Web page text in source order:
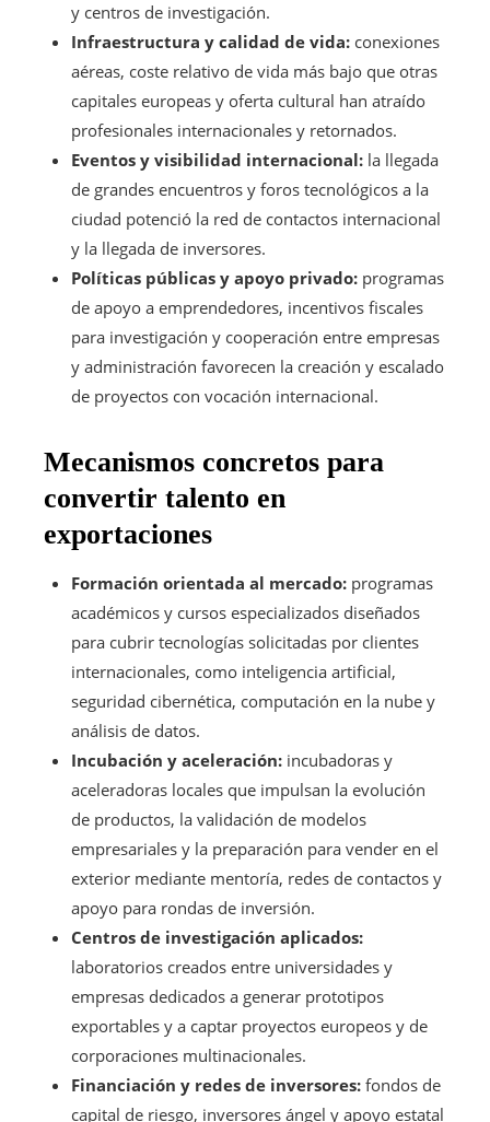
y centros de investigación.
Infraestructura y calidad de vida: conexiones
aéreas, coste relativo de vida más bajo que otras
capitales europeas y oferta cultural han atraído
profesionales internacionales y retornados.
Eventos y visibilidad internacional: la llegada
de grandes encuentros y foros tecnológicos a la
ciudad potenció la red de contactos internacional
y la llegada de inversores.
Políticas públicas y apoyo privado: programas
de apoyo a emprendedores, incentivos fiscales
para investigación y cooperación entre empresas
y administración favorecen la creación y escalado
de proyectos con vocación internacional.
Mecanismos concretos para
convertir talento en
exportaciones
Formación orientada al mercado: programas
académicos y cursos especializados diseñados
para cubrir tecnologías solicitadas por clientes
internacionales, como inteligencia artificial,
seguridad cibernética, computación en la nube y
análisis de datos.
Incubación y aceleración: incubadoras y
aceleradoras locales que impulsan la evolución
de productos, la validación de modelos
empresariales y la preparación para vender en el
exterior mediante mentoría, redes de contactos y
apoyo para rondas de inversión.
Centros de investigación aplicados:
laboratorios creados entre universidades y
empresas dedicados a generar prototipos
exportables y a captar proyectos europeos y de
corporaciones multinacionales.
Financiación y redes de inversores: fondos de
capital de riesgo, inversores ángel y apoyo estatal